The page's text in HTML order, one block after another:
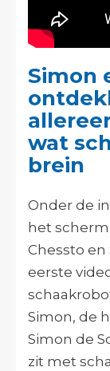
Simon
wat
brein
Onder de
het
Chessto
eerste
Simon, de
Simon de
zit met